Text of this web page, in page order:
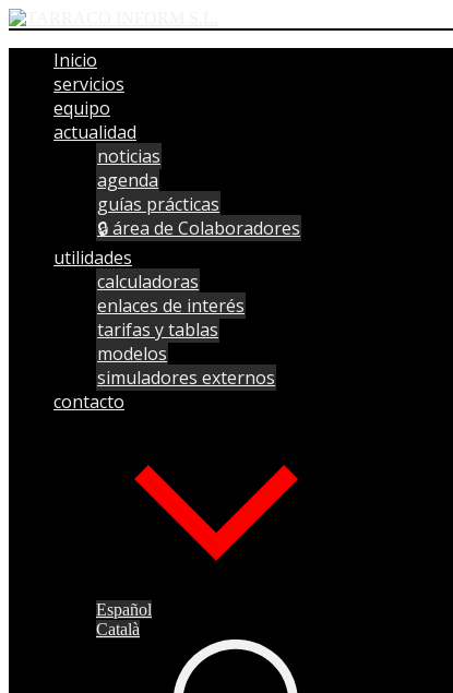
Inicio
servicios
equipo
actualidad
noticias
agenda
guías prácticas
🔒 área de Colaboradores
utilidades
calculadoras
enlaces de interés
tarifas y tablas
modelos
simuladores externos
contacto
Español
Català